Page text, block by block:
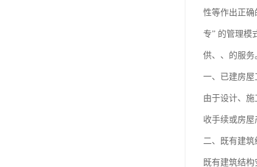
性等作出正确
专” 的管理模
供、、的服务
一、已建房屋
由于设计、
收手续或房屋
二、既有建
既有建筑结